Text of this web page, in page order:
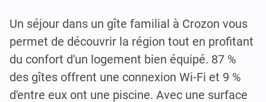
Un séjour dans un gîte familial à Crozon vous
permet de découvrir la région tout en profitant
du confort d'un logement bien équipé. 87 %
des gîtes offrent une connexion Wi-Fi et 9 %
d'entre eux ont une piscine. Avec une surface